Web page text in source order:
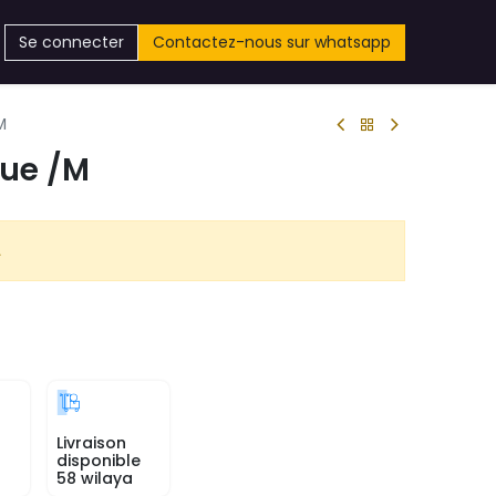
Se connecter Contactez-nous sur whatsapp
/M
Livraison
disponible
58 wilaya